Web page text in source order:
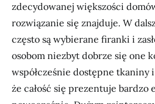
zdecydowanej większości
rozwiązanie się znajduje. W
często są wybierane firanki i
osobom niezbyt dobrze się one
współcześnie dostępne tkaniny
że całość się prezentuje bardzo